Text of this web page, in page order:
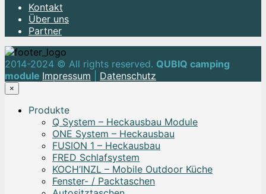
Kontakt
Über uns
Partner
2014-2024 © All rights reserved. QUBIQ camping
module Impressum Datenschutz
×
Produkte
Q System – Heckausbau Module
ONE System – Heckausbau
FUSION 1 – Heckausbau
FRED Schlafsystem
KOCH’INZL – Mobile Outdoor Küche
Fenster- / Packtaschen